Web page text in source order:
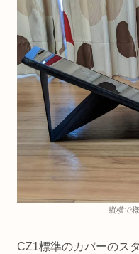
縦横で
CZ1標準のカバーのス